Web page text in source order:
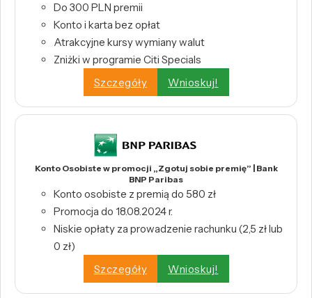
Do 300 PLN premii
Konto i karta bez opłat
Atrakcyjne kursy wymiany walut
Zniżki w programie Citi Specials
Szczegóły
Wnioskuj!
Konto Osobiste w promocji „Zgotuj sobie premię” | Bank
BNP Paribas
Konto osobiste z premią do 580 zł
Promocja do 18.08.2024 r.
Niskie opłaty za prowadzenie rachunku (2,5 zł lub
0 zł)
Szczegóły
Wnioskuj!